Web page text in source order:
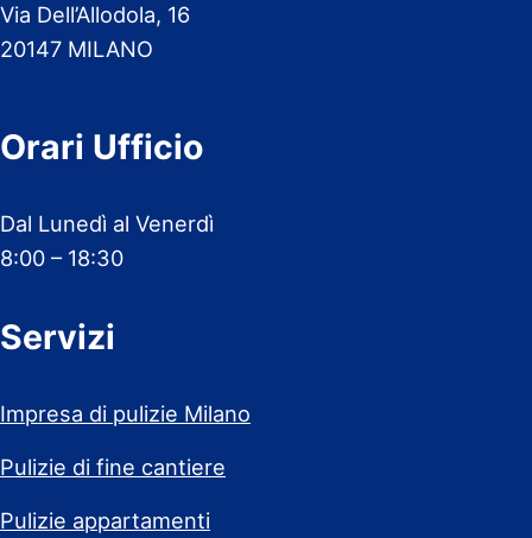
Via Dell’Allodola, 16
20147 MILANO
Orari Ufficio
Dal Lunedì al Venerdì
8:00 – 18:30
Servizi
Impresa di pulizie Milano
Pulizie di fine cantiere
Pulizie appartamenti